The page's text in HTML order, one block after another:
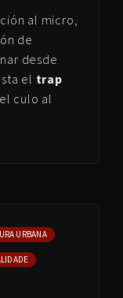
al micro,
de
desde
el trap
culo al
URBANA